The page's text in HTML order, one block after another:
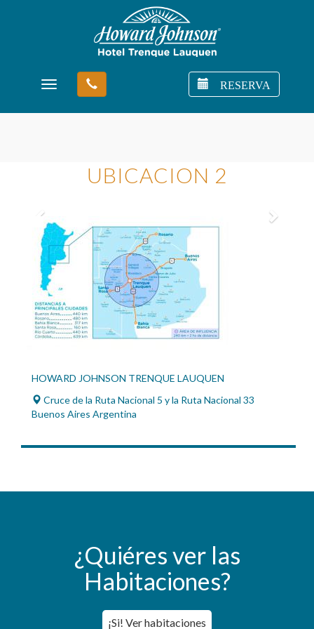
Toggle navigation RESERVA
UBICACION 2
Previous Next
HOWARD JOHNSON TRENQUE LAUQUEN
Cruce de la Ruta Nacional 5 y la Ruta Nacional 33
Buenos Aires Argentina
¿Quiéres ver las
Habitaciones?
¡Si! Ver habitaciones